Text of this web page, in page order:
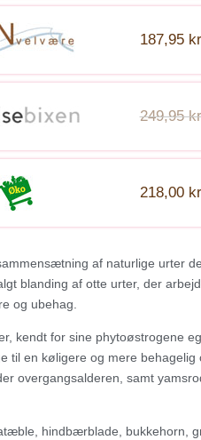
187,95
249,95
218,00
af naturlige urter
blanding af otte urter, der
og ubehag.
kendt for sine phytoøstrogene
til en køligere og mere
overgangsalderen, samt
hindbærblade, bukkehorn,